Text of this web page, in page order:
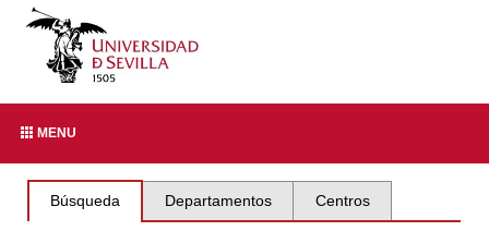
MENU
Búsqueda Departamentos Centros